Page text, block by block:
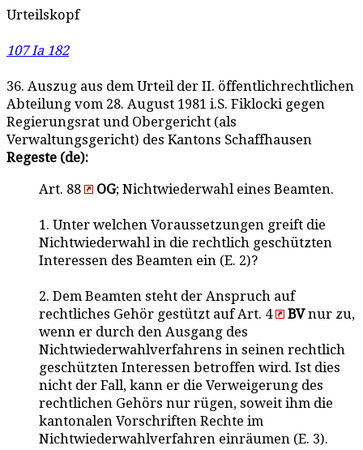
Urteilskopf
107 Ia 182
36. Auszug aus dem Urteil der II. öffentlichrechtlichen
Abteilung vom 28. August 1981 i.S. Fiklocki gegen
Regierungsrat und Obergericht (als
Verwaltungsgericht) des Kantons Schaffhausen
Regeste (de):
Art. 88 OG; Nichtwiederwahl eines Beamten.
1. Unter welchen Voraussetzungen greift die
Nichtwiederwahl in die rechtlich geschützten
Interessen des Beamten ein (E. 2)?
2. Dem Beamten steht der Anspruch auf
rechtliches Gehör gestützt auf Art. 4
BVnur zu,
wenn er durch den Ausgang des
Nichtwiederwahlverfahrens in seinen rechtlich
geschützten Interessen betroffen wird. Ist dies
nicht der Fall, kann er die Verweigerung des
rechtlichen Gehörs nur rügen, soweit ihm die
kantonalen Vorschriften Rechte im
Nichtwiederwahlverfahren einräumen (E. 3).